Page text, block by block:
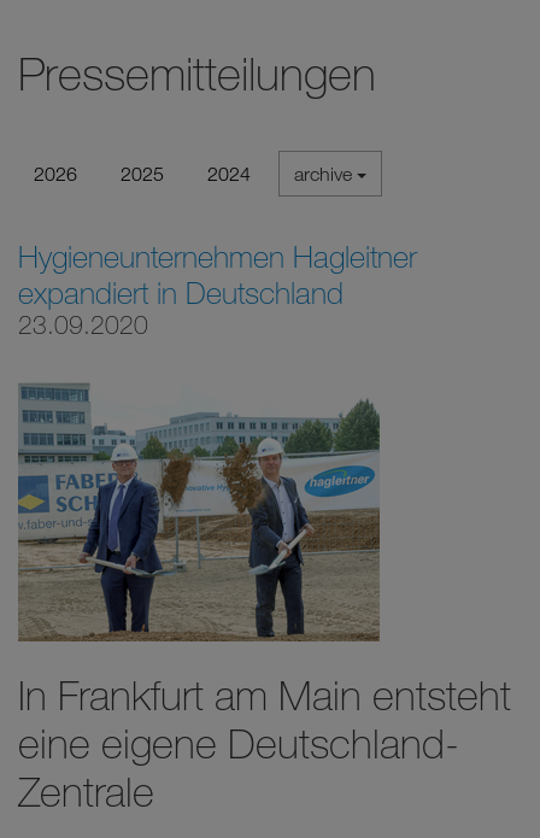
Pressemitteilungen
2026 2025 2024 archive
Hygieneunternehmen Hagleitner
expandiert in Deutschland
23.09.2020
In Frankfurt am Main entsteht
eine eigene Deutschland-
Zentrale